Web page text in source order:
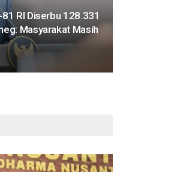
RI Diserbu 128.331
Masyarakat Masih